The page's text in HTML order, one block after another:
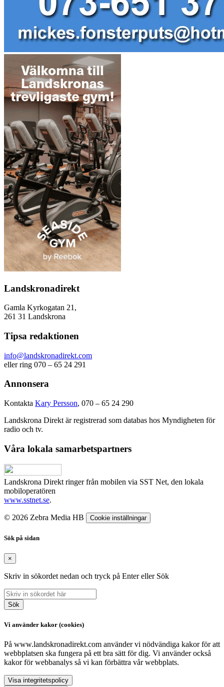
Landskronadirekt
Gamla Kyrkogatan 21,
261 31 Landskrona
Tipsa redaktionen
info@landskronadirekt.com
eller ring 070 – 65 24 291
Annonsera
Kontakta Kary Persson, 070 – 65 24 290
Landskrona Direkt är registrerad som databas hos Myndigheten för
radio och tv.
Våra lokala samarbetspartners
Landskrona Direkt ringer från mobilen via SST Net, den lokala
mobiloperatören
www.sstnet.se.
© 2026 Zebra Media HB Cookie inställningar
Sök på sidan
×
Skriv in sökordet nedan och tryck på Enter eller Sök
Sök
Vi använder kakor (cookies)
På www.landskronadirekt.com använder vi nödvändiga kakor för att
webbplatsen ska fungera på ett bra sätt för dig. Vi använder också
kakor för webbanalys så vi kan förbättra vår webbplats.
Visa integritetspolicy